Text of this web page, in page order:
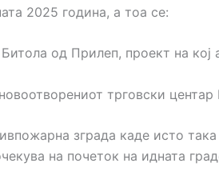
2025 година, а тоа се:
од Прилеп, проект на кој
трговски
зграда каде исто
на почеток на идната